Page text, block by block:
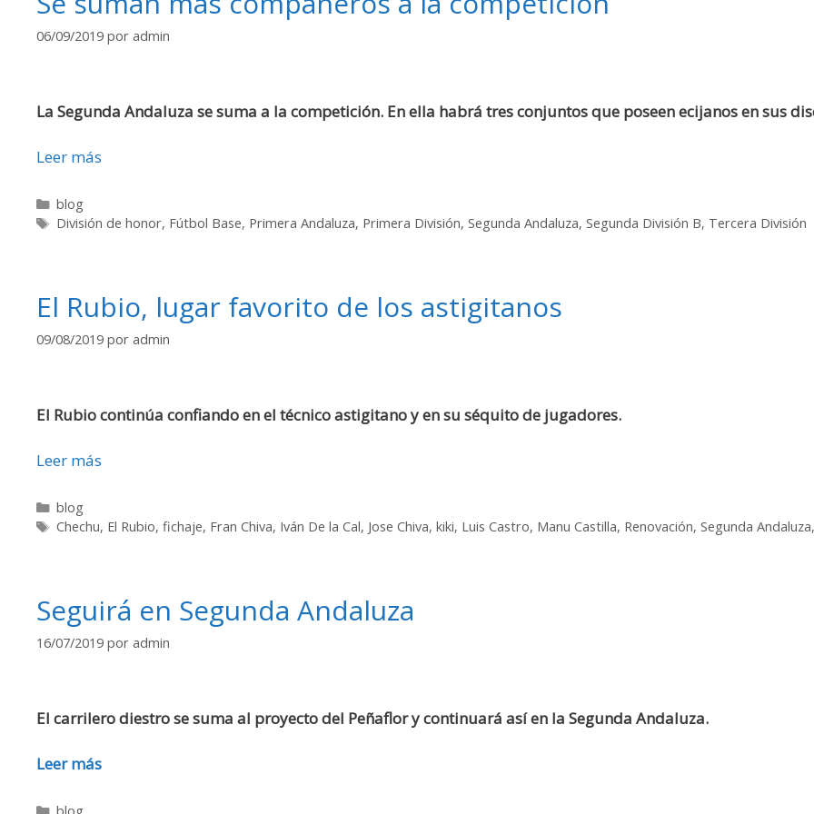
06/09/2019 por admin
La Segunda Andaluza se suma a la competición. En ella habrá tres conjuntos que poseen ecijanos en sus
Leer más
blog
División de honor, Fútbol Base, Primera Andaluza, Primera División, Segunda Andaluza, Segunda División B, Tercera División
El Rubio, lugar favorito de los astigitanos
09/08/2019 por admin
El Rubio continúa confiando en el técnico astigitano y en su séquito de jugadores.
Leer más
blog
Chechu, El Rubio, fichaje, Fran Chiva, Iván De la Cal, Jose Chiva, kiki, Luis Castro, Manu Castilla, Renovación, Segunda Andaluza,
Seguirá en Segunda Andaluza
16/07/2019 por admin
El carrilero diestro se suma al proyecto del Peñaflor y continuará así en la Segunda Andaluza.
Leer más